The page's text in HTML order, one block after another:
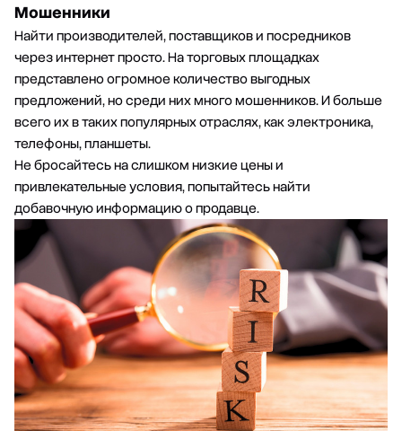
Мошенники
Найти производителей, поставщиков и посредников
через интернет просто. На торговых площадках
представлено огромное количество выгодных
предложений, но среди них много мошенников. И больше
всего их в таких популярных отраслях, как электроника,
телефоны, планшеты.
Не бросайтесь на слишком низкие цены и
привлекательные условия, попытайтесь найти
добавочную информацию о продавце.